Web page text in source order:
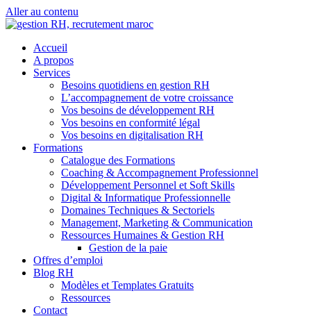
Aller au contenu
Accueil
A propos
Services
Besoins quotidiens en gestion RH
L’accompagnement de votre croissance
Vos besoins de développement RH
Vos besoins en conformité légal
Vos besoins en digitalisation RH
Formations
Catalogue des Formations
Coaching & Accompagnement Professionnel
Développement Personnel et Soft Skills
Digital & Informatique Professionnelle
Domaines Techniques & Sectoriels
Management, Marketing & Communication
Ressources Humaines & Gestion RH
Gestion de la paie
Offres d’emploi
Blog RH
Modèles et Templates Gratuits
Ressources
Contact